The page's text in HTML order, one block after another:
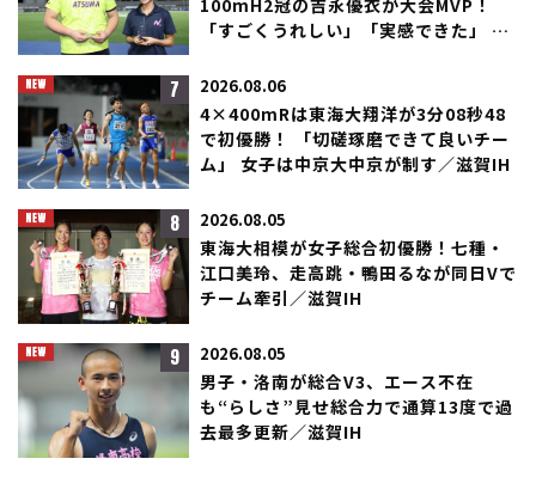
100mH2冠の吉永優衣が大会MVP！
「すごくうれしい」「実感できた」 夏
7 2026.08.06
4×400mRは東海大翔洋が3分08秒48
で初優勝！ 「切磋琢磨できて良いチー
ム」 女子は中京大中京が制す／滋賀IH
8 2026.08.05
東海大相模が女子総合初優勝！七種・
江口美玲、走高跳・鴨田るなが同日Vで
チーム牽引／滋賀IH
9 2026.08.05
男子・洛南が総合V3、エース不在
も“らしさ”見せ総合力で通算13度で過
去最多更新／滋賀IH